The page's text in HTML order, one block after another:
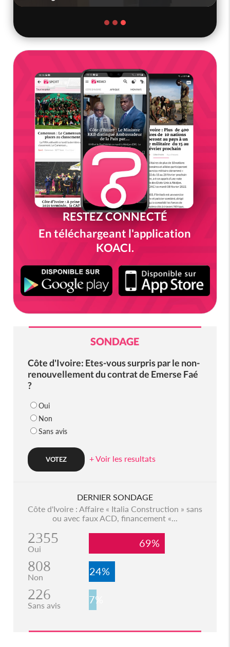
RESTEZ CONNECTÉ
En téléchargeant l'application
KOACI.
SONDAGE
Côte d'Ivoire: Etes-vous surpris par le non-
renouvellement du contrat de Emerse Faé
?
Oui
Non
Sans avis
+ Voir les resultats
DERNIER SONDAGE
Côte d'Ivoire : Affaire « Italia Construction » sans
ou avec faux ACD, financement «...
2355
Oui 69%
808
Non 24%
226
Sans avis 7%